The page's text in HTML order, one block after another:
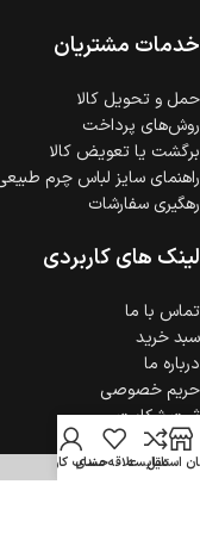
گارانتی معتبر
خدمات مشتریان
حمل‌ و تحویل کالا
روش‌های پرداخت
برگشت یا تعویض کالا
راهنمای سایز لباس چرم
رهگیری سفارشات
لینک های کاربردی
تماس با ما
سبد خرید
درباره ما
حریم خصوصی
ثبت شکایت
استایلمقایسهعلاقه مندی
حساب کاربری